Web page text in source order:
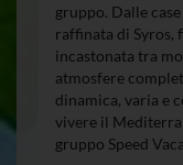
gruppo. Dalle
raffinata di Syros,
incastonata tra
atmosfere
dinamica, varia e
vivere il
gruppo Speed